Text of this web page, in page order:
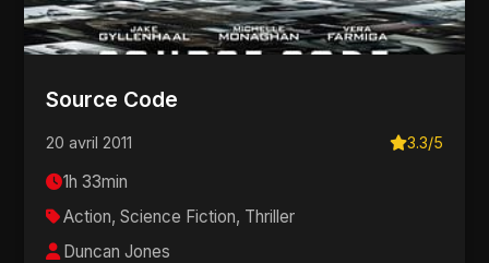
Source Code
20 avril 2011 3.3/5
1h 33min
Action, Science Fiction, Thriller
Duncan Jones